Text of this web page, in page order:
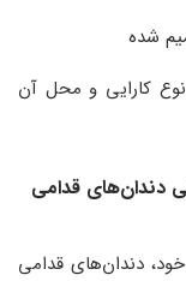
شده
نوع کارایی و محل آن
دندان‌های قدامی
خود، دندان‌های قدامی